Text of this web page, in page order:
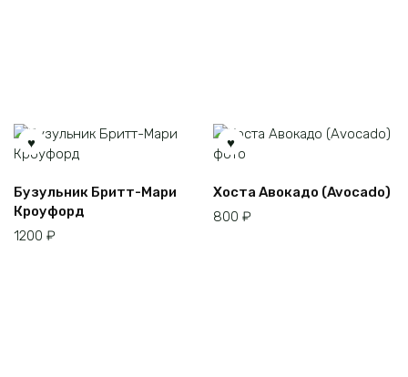
Бузульник Бритт-Мари
Кроуфорд
1200 ₽
Хоста Авокадо (Avocado)
800 ₽